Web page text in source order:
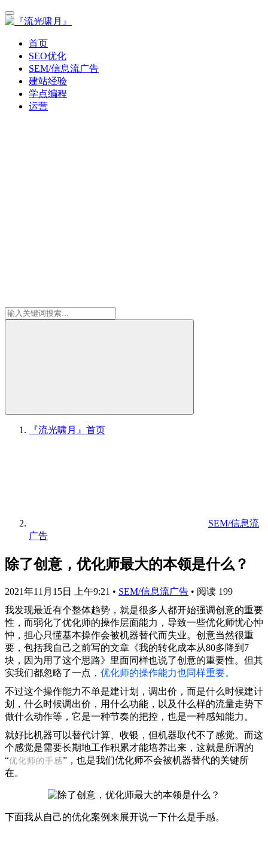
首页
SEO优化
SEM/信息流广告
建站经验
学点编程
运营
『流光啸月』 首页
SEM/信息流
广告
除了创意，优化师最大的本领是什么？
2021年11月15日 上午9:21 • SEM/信息流广告 • 阅读 199
我发现最近有个整体趋势，就是很多人都开始强调创意的重要
性，而弱化了优化师的操作层面能力，导致一些优化师忧心忡
忡，担心只懂基本操作会被机器替代而失业。创意当然很重
要，包括我自己之前写的文章《我的转化成本从80多降到7
块，因为用了这个思路》里面同样也说了创意的重要性。但其
实我们都忽略了一点， 优化师的操作能力也同样重要。
不过这个操作能力不单是建计划，调出价，而是什么时候建计
划，什么时候调出价，用什么功能，以及什么样的流量走势下
做什么动作等，它是一种节奏的把控，也是一种感知能力。
就好比机器可以替代计算、收银，但机器取代不了感觉。而这
个感觉是需要长期地工作积累才能培养出来，这就是所谓的
“优化师的手感”，也是我们优化师不会被机器替代的关键所
在。
下面我从自己的优化案例来展开说一下什么是手感。